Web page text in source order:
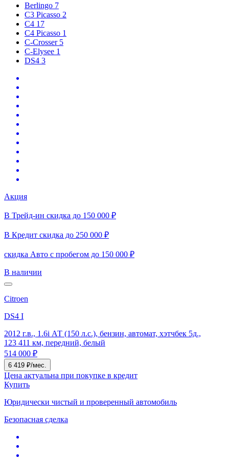
Berlingo 7
C3 Picasso 2
C4 17
C4 Picasso 1
C-Crosser 5
C-Elysee 1
DS4 3
Акция
В Трейд-ин скидка до 150 000 ₽
В Кредит скидка до 250 000 ₽
скидка Авто с пробегом до 150 000 ₽
В наличии
Citroen
DS4 I
2012 г.в., 1.6i АТ (150 л.с.), бензин, автомат, хэтчбек 5д.,
123 411 км, передний, белый
514 000 ₽
6 419 ₽/мес.
Цена актуальна при покупке в кредит
Купить
Юридически чистый и проверенный автомобиль
Безопасная сделка